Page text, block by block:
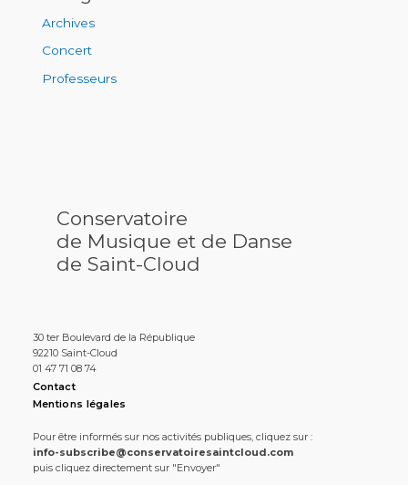
Archives
Concert
Professeurs
Conservatoire
de Musique et de Danse
de Saint-Cloud
30 ter Boulevard de la République
92210 Saint-Cloud
01 47 71 08 74
Contact
Mentions légales
Pour être informés sur nos activités publiques, cliquez sur :
info-subscribe@conservatoiresaintcloud.com
puis cliquez directement sur "Envoyer"